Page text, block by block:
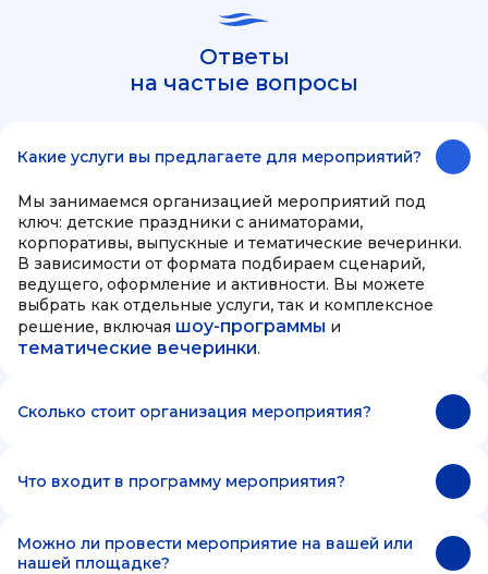
Ответы
на частые вопросы
Какие услуги вы предлагаете для мероприятий?
Мы занимаемся организацией мероприятий под
ключ: детские праздники с аниматорами,
корпоративы, выпускные и тематические вечеринки.
В зависимости от формата подбираем сценарий,
ведущего, оформление и активности. Вы можете
выбрать как отдельные услуги, так и комплексное
решение, включая шоу-программы и
тематические вечеринки.
Сколько стоит организация мероприятия?
Что входит в программу мероприятия?
Можно ли провести мероприятие на вашей или
нашей площадке?